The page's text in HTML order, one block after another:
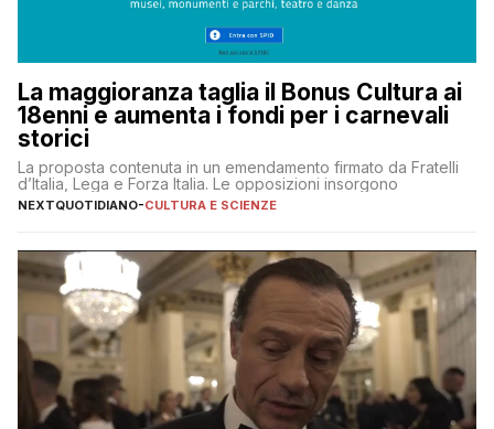
La maggioranza taglia il Bonus Cultura ai
18enni e aumenta i fondi per i carnevali
storici
La proposta contenuta in un emendamento firmato da Fratelli
d’Italia, Lega e Forza Italia. Le opposizioni insorgono
NEXTQUOTIDIANO-CULTURA E SCIENZE